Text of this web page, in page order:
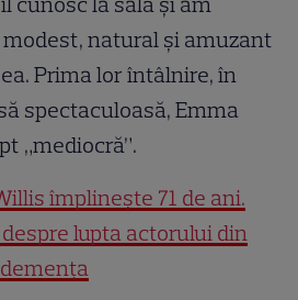
natural și amuzant
Prima lor întâlnire, în
spectaculoasă, Emma
„mediocră”.
împlinește 71 de ani.
lupta actorului din
demența